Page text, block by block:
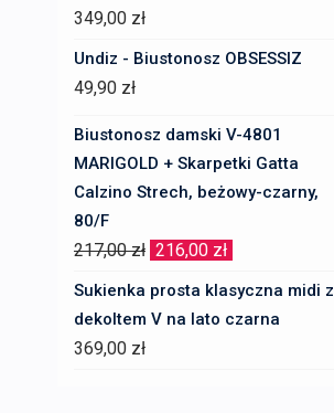
349,00 zł
Undiz - Biustonosz OBSESSIZ
49,90 zł
Biustonosz damski V-4801
MARIGOLD + Skarpetki Gatta
Calzino Strech, beżowy-czarny,
80/F
217,00zł Pierwotna
wynosiła:
216,00 zł
wynosi:
Sukienka prosta klasyczna midi z
dekoltem V na lato czarna
369,00 zł